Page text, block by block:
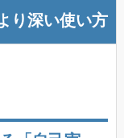
り深い使い方